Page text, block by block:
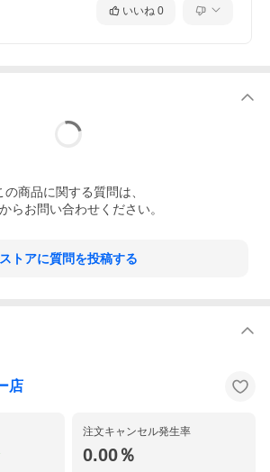
いいね 0
の商品に関する質問は、
らお問い合わせください。
ストアに質問を投稿する
店
注文キャンセル発生率
0.00％